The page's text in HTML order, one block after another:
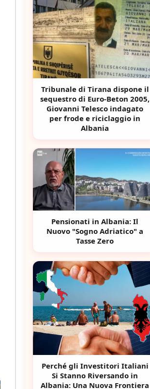
Tribunale di Tirana dispone il
sequestro di Euro-Beton 2005,
Giovanni Telesco indagato
per frode e riciclaggio in
Albania
Pensionati in Albania: Il
Nuovo "Sogno Adriatico" a
Tasse Zero
Perché gli Investitori Italiani
Si Stanno Riversando in
Albania: Una Nuova Frontiera